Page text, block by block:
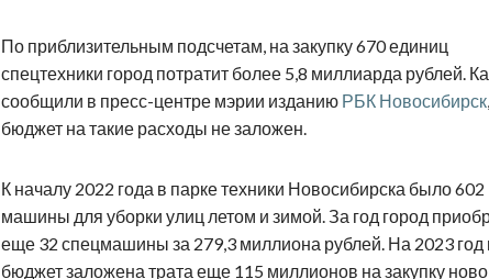
По приблизительным подсчетам, на закупку 670 единиц
спецтехники город потратит более 5,8 миллиарда рублей.
сообщили в пресс-центре мэрии изданию РБК Новосибирск,
бюджет на такие расходы не заложен.
К началу 2022 года в парке техники Новосибирска было 602
машины для уборки улиц летом и зимой. За год город
еще 32 спецмашины за 279,3 миллиона рублей. На 2023 год
бюджет заложена трата еще 115 миллионов на закупку